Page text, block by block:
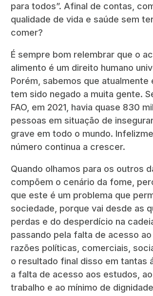
para todos”. Afinal de contas,
qualidade de vida e saúde sem
comer?
É sempre bom relembrar que o
alimento é um direito humano
Porém, sabemos que atualmente
tem sido negado a muita gente.
FAO, em 2021, havia quase 830
pessoas em situação de
grave em todo o mundo.
número continua a crescer.
Quando olhamos para os outros
compõem o cenário da fome,
que este é um problema que
sociedade, porque vai desde as
perdas e do desperdício na
passando pela falta de acesso
razões políticas, comerciais,
o resultado final disso em tantas
a falta de acesso aos estudos,
trabalho e ao mínimo de